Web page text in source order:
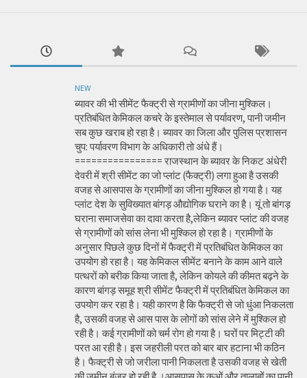
NEW
ब्यावर की भी सीमेंट फैक्ट्री से ग्रामीणों का जीना मुश्किल।
प्रतिबंधित केमिकल कचरे के इस्तेमाल से पर्यावरण, पानी जमीन
सब कुछ खराब हो रहा है। ब्यावर का जिला और पुलिस प्रशासन
चुप: पर्यावरण विभाग के अधिकारी तो अंधे हैं।
================ राजस्थान के ब्यावर के निकट अंधेरी
देवरी में श्री सीमेंट का जो प्लांट (फैक्ट्री) लगा हुआ है उसकी
वजह से आसपास के ग्रामीणों का जीना मुश्किल हो गया है। यह
प्लांट देश के सुविख्यात बांगड़ औद्योगिक घराने का है। यूं तो बांगड़
घराना समाजसेवा का दावा करता है,लेकिन ब्यावर प्लांट की वजह
से ग्रामीणों को सांस लेना भी मुश्किल हो रहा है। ग्रामीणों के
अनुसार पिछले कुछ दिनों में फैक्ट्री में प्रतिबंधित केमिकल का
उपयोग हो रहा है। यह केमिकल सीमेंट बनाने के काम आने वाले
पत्थरों को बरीक किया जाता है, लेकिन कोयले की कीमत बढ़ने के
कारण बांगड़ समूह श्री सीमेंट फैक्ट्री में प्रतिबंधित केमिकल का
उपयोग कर रहा है। यही कारण है कि फैक्ट्री से जो धुंआ निकलता
है, उसकी वजह से आस पास के लोगों को सांस लेने में मुश्किल हो
रही है। कई ग्रामीणों को चर्म रोग हो गया है। घरों पर मिट्टी की
परत आ रही है। इस जहरीली परत को बार बार हटाना भी कठिन
है। फैक्ट्री से जो जरीला पानी निकलता है उसकी वजह से खेती